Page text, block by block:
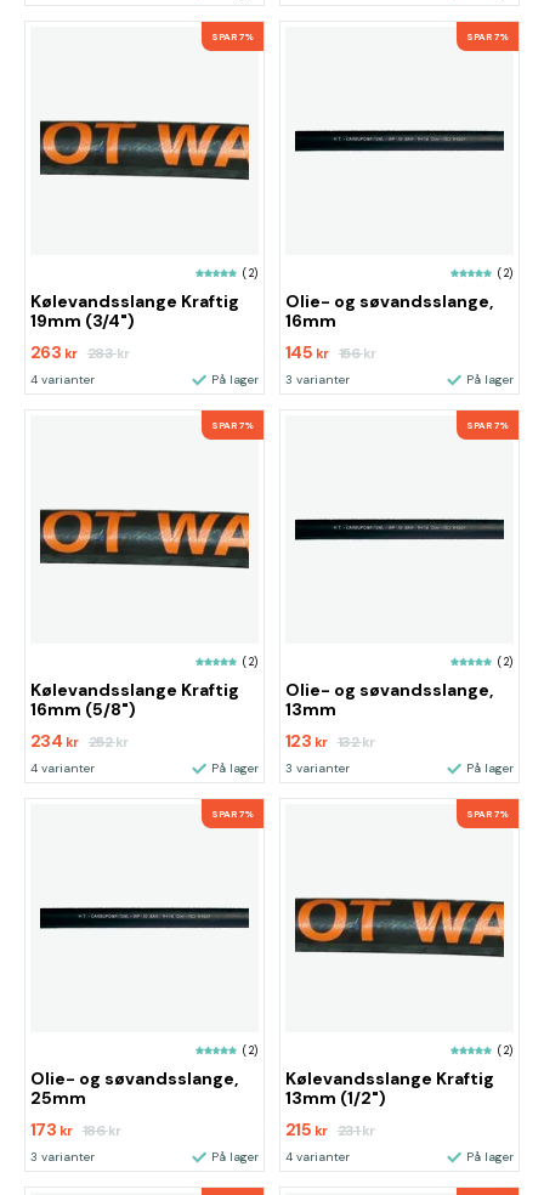
SPAR 7%
(2)
Kølevandsslange Kraftig
19mm (3/4")
263 kr 283kr
4 varianter På lager
SPAR 7%
(2)
Olie- og søvandsslange,
16mm
145 kr 156kr
3 varianter På lager
SPAR 7%
(2)
Kølevandsslange Kraftig
16mm (5/8")
234 kr 252kr
4 varianter På lager
SPAR 7%
(2)
Olie- og søvandsslange,
13mm
123 kr 132kr
3 varianter På lager
SPAR 7%
(2)
Olie- og søvandsslange,
25mm
173 kr 186kr
3 varianter På lager
SPAR 7%
(2)
Kølevandsslange Kraftig
13mm (1/2")
215 kr 231kr
4 varianter På lager